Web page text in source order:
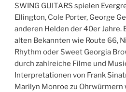
SWING GUITARS spielen
Ellington, Cole Porter, George
anderen Helden der 40er Jahre.
alten Bekannten wie Route 66,
Rhythm oder Sweet Georgia
durch zahlreiche Filme und
Interpretationen von Frank
Marilyn Monroe zu Ohrwürmern